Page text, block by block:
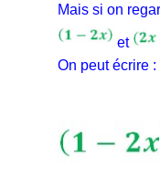
Mais si on
et
On peut écrire :